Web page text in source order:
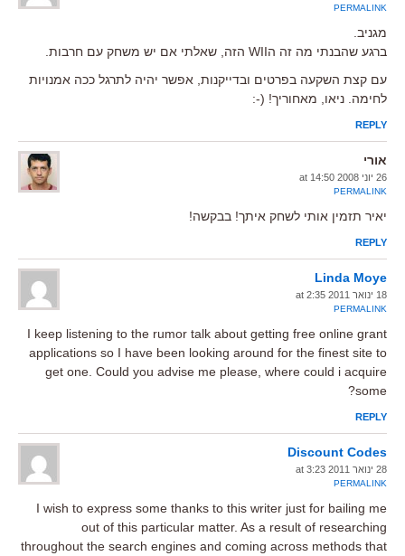
PERMALINK
מגניב.
ברגע שהבנתי מה זה הWII הזה, שאלתי אם יש משחק עם חרבות.
עם קצת השקעה בפרטים ובדייקנות, אפשר יהיה לתרגל ככה אמנויות
לחימה. ניאו, מאחוריך! (-:
REPLY
אורי
26 יוני 2008 at 14:50
PERMALINK
יאיר תזמין אותי לשחק איתך! בבקשה!
REPLY
Linda Moye
18 ינואר 2011 at 2:35
PERMALINK
I keep listening to the rumor talk about getting free online grant
applications so I have been looking around for the finest site to
get one. Could you advise me please, where could i acquire
some?
REPLY
Discount Codes
28 ינואר 2011 at 3:23
PERMALINK
I wish to express some thanks to this writer just for bailing me
out of this particular matter. As a result of researching
throughout the search engines and coming across methods that